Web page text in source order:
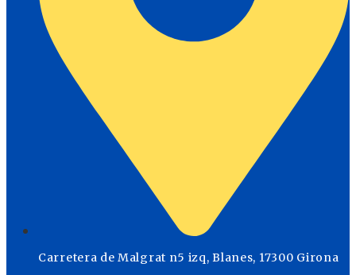
Carretera de Malgrat n5 izq, Blanes, 17300 Girona